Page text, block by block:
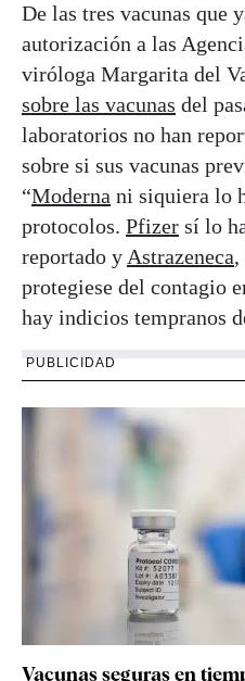
De las tres vacunas que
autorización a las
viróloga Margarita del
sobre las vacunas del
laboratorios no han
sobre si sus vacunas
“Moderna ni siquiera lo
protocolos. Pfizer sí lo
reportado y Astrazeneca,
protegiese del contagio
hay indicios tempranos
PUBLICIDAD
Vacunas seguras en